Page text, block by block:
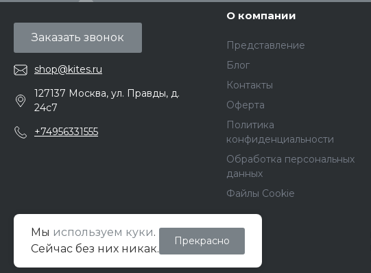
Заказать звонок
shop@kites.ru
127137 Москва, ул. Правды, д.
24с7
+74956331555
О компании
Представление
Блог
Контакты
Оферта
Политика
конфиденциальности
Обработка персональных
данных
Файлы Cookie
© 2026 Кайт Pro Shop, Все права защищены
Мы используем куки.
Сейчас без них никак.
Прекрасно